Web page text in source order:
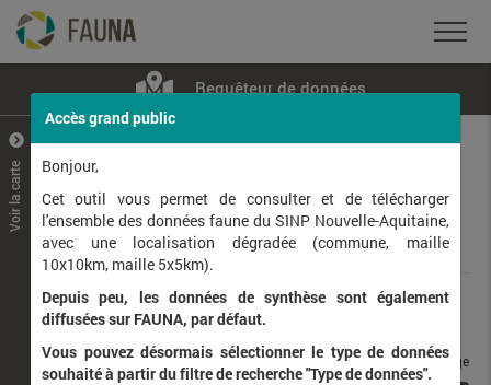
Requêteur de données
+
–
Voir la carte
Données
Rang taxonomique :
taxons / page
Accès grand public
Bonjour,
Cet outil vous permet de consulter et de télécharger
l'ensemble des données faune du SINP Nouvelle-Aquitaine,
avec une localisation dégradée (commune, maille
10x10km, maille 5x5km).
Depuis peu, les données de synthèse sont également
diffusées sur FAUNA, par défaut.
Vous pouvez désormais sélectionner le type de données
souhaité à partir du filtre de recherche "Type de données".